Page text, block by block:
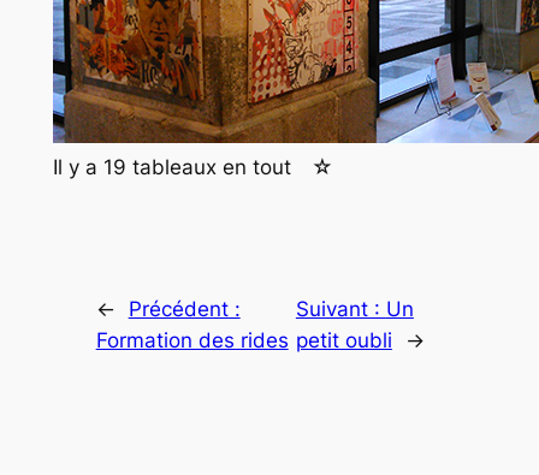
Il y a 19 tableaux en tout ☆
←
Précédent :
Formation des rides
Suivant : Un
petit oubli
→